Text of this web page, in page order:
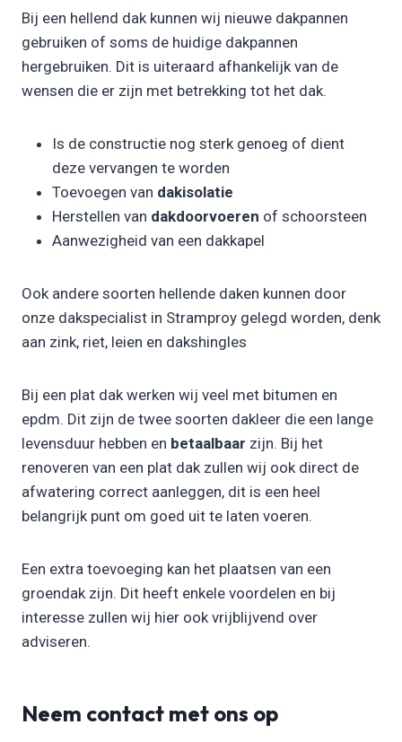
Bij een hellend dak kunnen wij nieuwe dakpannen
gebruiken of soms de huidige dakpannen
hergebruiken. Dit is uiteraard afhankelijk van de
wensen die er zijn met betrekking tot het dak.
Is de constructie nog sterk genoeg of dient
deze vervangen te worden
Toevoegen van dakisolatie
Herstellen van dakdoorvoeren of schoorsteen
Aanwezigheid van een dakkapel
Ook andere soorten hellende daken kunnen door
onze dakspecialist in Stramproy gelegd worden, denk
aan zink, riet, leien en dakshingles
Bij een plat dak werken wij veel met bitumen en
epdm. Dit zijn de twee soorten dakleer die een lange
levensduur hebben en betaalbaar zijn. Bij het
renoveren van een plat dak zullen wij ook direct de
afwatering correct aanleggen, dit is een heel
belangrijk punt om goed uit te laten voeren.
Een extra toevoeging kan het plaatsen van een
groendak zijn. Dit heeft enkele voordelen en bij
interesse zullen wij hier ook vrijblijvend over
adviseren.
Neem contact met ons op